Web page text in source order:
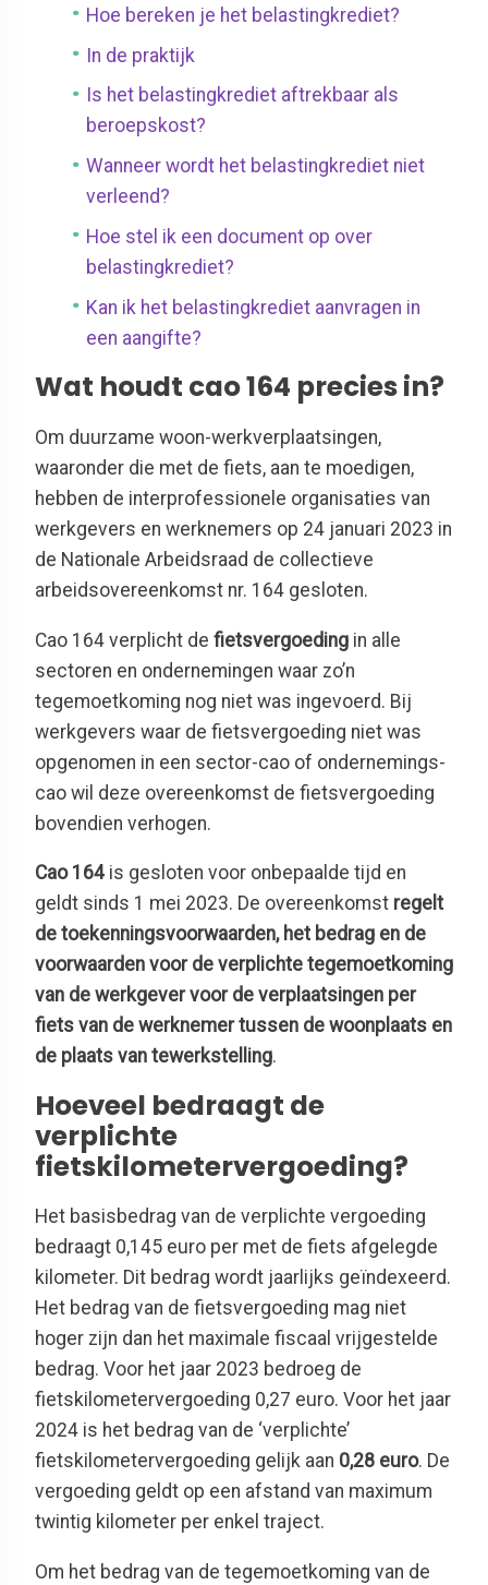
Hoe bereken je het belastingkrediet?
In de praktijk
Is het belastingkrediet aftrekbaar als
beroepskost?
Wanneer wordt het belastingkrediet niet
verleend?
Hoe stel ik een document op over
belastingkrediet?
Kan ik het belastingkrediet aanvragen in
een aangifte?
Wat houdt cao 164 precies in?
Om duurzame woon-werkverplaatsingen,
waaronder die met de fiets, aan te moedigen,
hebben de interprofessionele organisaties van
werkgevers en werknemers op 24 januari 2023 in
de Nationale Arbeidsraad de collectieve
arbeidsovereenkomst nr. 164 gesloten.
Cao 164 verplicht de fietsvergoeding in alle
sectoren en ondernemingen waar zo’n
tegemoetkoming nog niet was ingevoerd. Bij
werkgevers waar de fietsvergoeding niet was
opgenomen in een sector-cao of ondernemings-
cao wil deze overeenkomst de fietsvergoeding
bovendien verhogen.
Cao 164 is gesloten voor onbepaalde tijd en
geldt sinds 1 mei 2023. De overeenkomst regelt
de toekenningsvoorwaarden, het bedrag en de
voorwaarden voor de verplichte tegemoetkoming
van de werkgever voor de verplaatsingen per
fiets van de werknemer tussen de woonplaats en
de plaats van tewerkstelling.
Hoeveel bedraagt de
verplichte
fietskilometervergoeding?
Het basisbedrag van de verplichte vergoeding
bedraagt 0,145 euro per met de fiets afgelegde
kilometer. Dit bedrag wordt jaarlijks geïndexeerd.
Het bedrag van de fietsvergoeding mag niet
hoger zijn dan het maximale fiscaal vrijgestelde
bedrag. Voor het jaar 2023 bedroeg de
fietskilometervergoeding 0,27 euro. Voor het jaar
2024 is het bedrag van de ‘verplichte’
fietskilometervergoeding gelijk aan 0,28 euro. De
vergoeding geldt op een afstand van maximum
twintig kilometer per enkel traject.
Om het bedrag van de tegemoetkoming van de